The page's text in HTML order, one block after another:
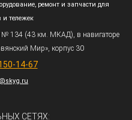
ремонт и запчасти для
и тележек
№ 134 (43км. МКАД), в навигаторе
Мир», корпус 30
14-67
СЕТЯХ: